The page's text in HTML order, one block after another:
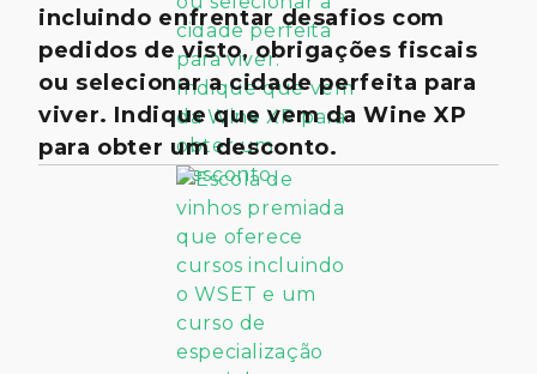
incluindo enfrentar desafios com
pedidos de visto, obrigações fiscais
ou selecionar a cidade perfeita para
viver. Indique que vem da Wine XP
para obter um desconto.